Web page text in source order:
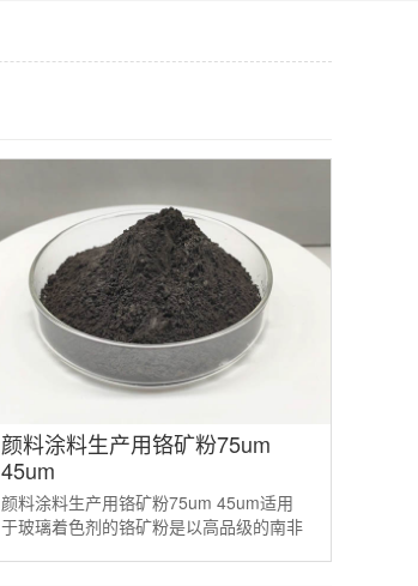
颜料涂料生产用铬矿粉75um
45um
颜料涂料生产用铬矿粉75um 45um适用
于玻璃着色剂的铬矿粉是以高品级的南非